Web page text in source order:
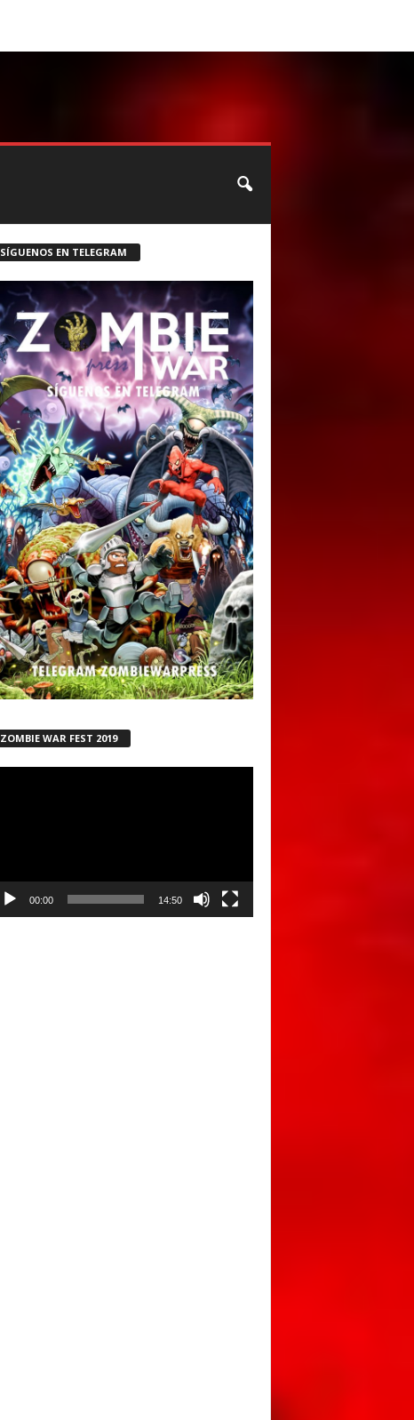
SÍGUENOS EN TELEGRAM
ZOMBIE WAR FEST 2019
00:00 14:50